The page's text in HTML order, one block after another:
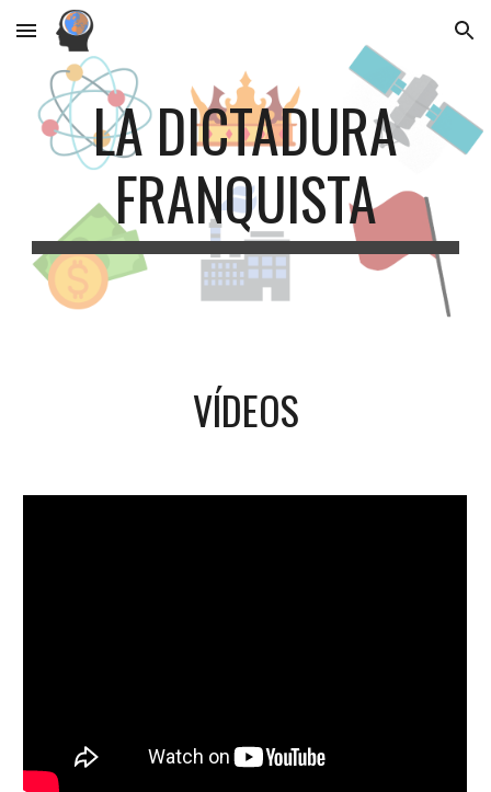
Skip to main content Skip to navigation
LA DICTADURA
FRANQUISTA
VÍDEOS